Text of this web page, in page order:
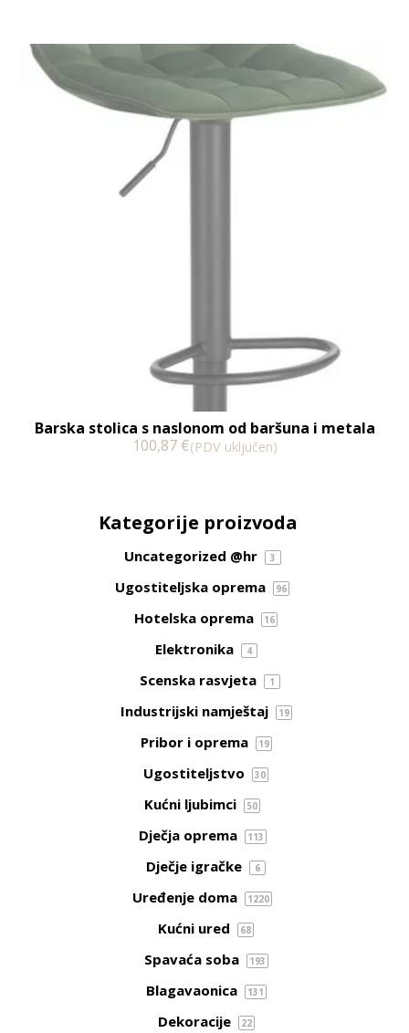
Barska stolica s naslonom od baršuna i metala
100,87 €(PDV uključen)
Kategorije proizvoda
Uncategorized @hr 3
Ugostiteljska oprema 96
Hotelska oprema 16
Elektronika 4
Scenska rasvjeta 1
Industrijski namještaj 19
Pribor i oprema 19
Ugostiteljstvo 30
Kućni ljubimci 50
Dječja oprema 113
Dječje igračke 6
Uređenje doma 1220
Kućni ured 68
Spavaća soba 193
Blagavaonica 131
Dekoracije 22